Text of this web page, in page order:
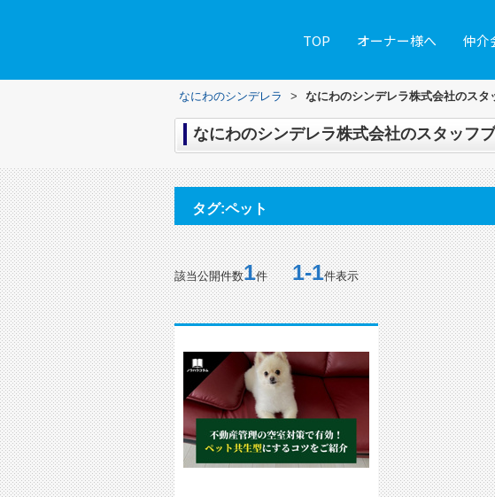
TOP オーナー様へ 仲介
なにわのシンデレラ > なにわのシンデレラ株式会社のス
なにわのシンデレラ株式会社のスタッフ
タグ:ペット
該当公開件数1件1-1件表示